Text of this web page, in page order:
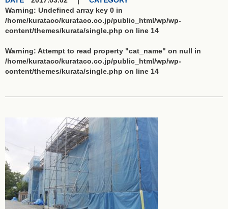
Warning: Undefined array key 0 in
/home/kurataco/kurataco.co.jp/public_html/wp/wp-
content/themes/kurata/single.php on line 14
Warning: Attempt to read property "cat_name" on null in
/home/kurataco/kurataco.co.jp/public_html/wp/wp-
content/themes/kurata/single.php on line 14